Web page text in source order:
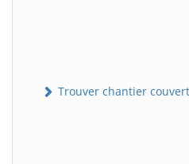
Trouver chantier